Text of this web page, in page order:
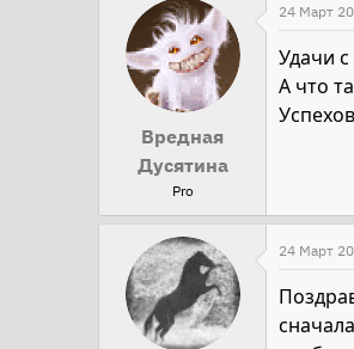
Вредная
Дусятина
Pro
24 Март
Удачи
А что
24 Март